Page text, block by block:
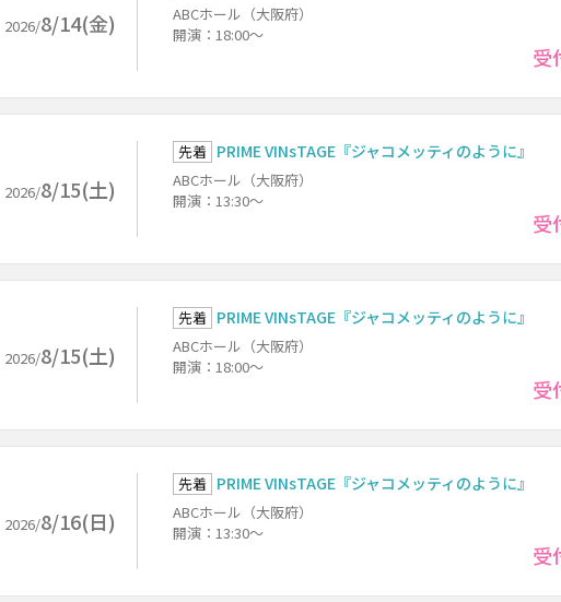
2026/8/14(金)
ABCホール（大阪府）
開演：18:00～
受
2026/8/15(土)
先着 PRIME VINsTAGE『ジャコメッティのように』
ABCホール（大阪府）
開演：13:30～
受
2026/8/15(土)
先着 PRIME VINsTAGE『ジャコメッティのように』
ABCホール（大阪府）
開演：18:00～
受
2026/8/16(日)
先着 PRIME VINsTAGE『ジャコメッティのように』
ABCホール（大阪府）
開演：13:30～
受